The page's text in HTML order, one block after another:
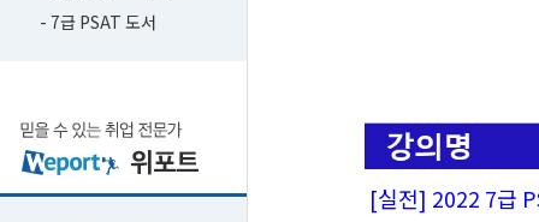
- 7급 PSAT 도서
[실전] 2022 7급